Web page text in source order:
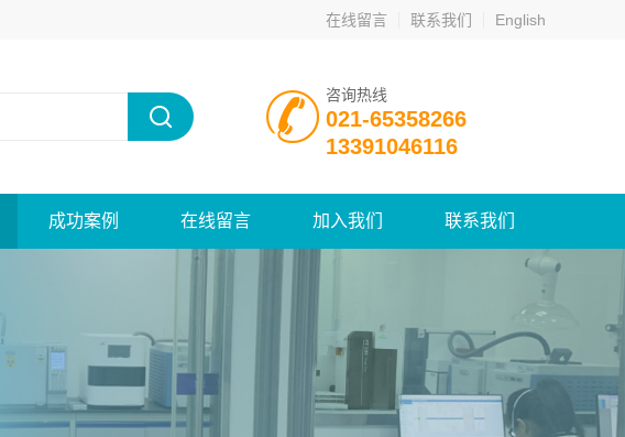
在线留言 联系我们 English
咨询热线
021-65358266
13391046116
成功案例 在线留言 加入我们 联系我们